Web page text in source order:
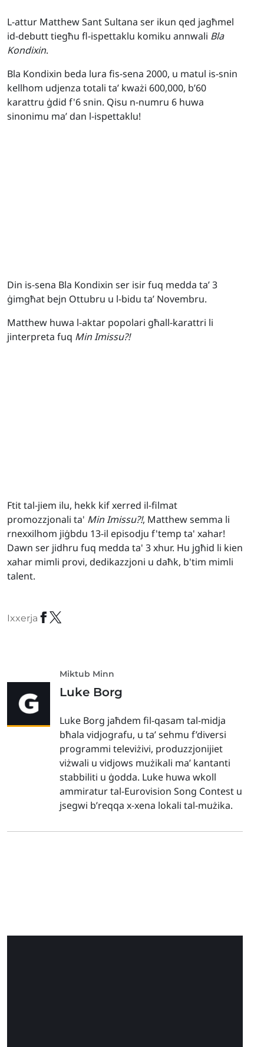
L-attur Matthew Sant Sultana ser ikun qed jagħmel
id-debutt tiegħu fl-ispettaklu komiku annwali Bla
Kondixin.
Bla Kondixin beda lura fis-sena 2000, u matul is-snin
kellhom udjenza totali ta’ kważi 600,000, b’60
karattru ġdid f'6 snin. Qisu n-numru 6 huwa
sinonimu ma’ dan l-ispettaklu!
Din is-sena Bla Kondixin ser isir fuq medda ta’ 3
ġimgħat bejn Ottubru u l-bidu ta’ Novembru.
Matthew huwa l-aktar popolari għall-karattri li
jinterpreta fuq Min Imissu?!
Ftit tal-jiem ilu, hekk kif xerred il-filmat
promozzjonali ta' Min Imissu?!, Matthew semma li
rnexxilhom jiġbdu 13-il episodju f'temp ta' xahar!
Dawn ser jidhru fuq medda ta' 3 xhur. Hu jgħid li kien
xahar mimli provi, dedikazzjoni u daħk, b'tim mimli
talent.
Ixxerja
Miktub Minn
Luke Borg
Luke Borg jaħdem fil-qasam tal-midja
bħala vidjografu, u ta’ sehmu f’diversi
programmi televiżivi, produzzjonijiet
viżwali u vidjows mużikali ma’ kantanti
stabbiliti u ġodda. Luke huwa wkoll
ammiratur tal-Eurovision Song Contest u
jsegwi b’reqqa x-xena lokali tal-mużika.